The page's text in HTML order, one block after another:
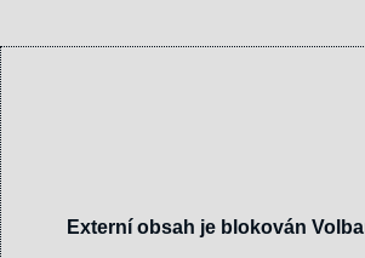
Externí obsah je blokován